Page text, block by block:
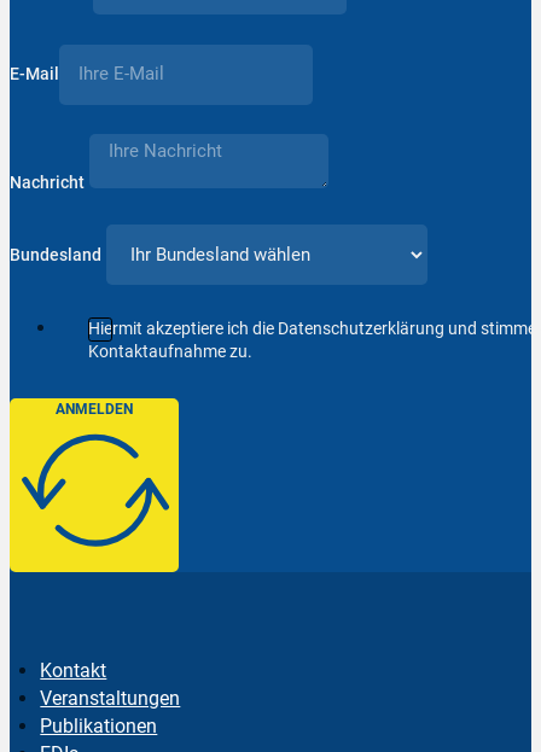
E-Mail
Nachricht
Bundesland
Hiermit akzeptiere ich die Datenschutzerklärung und
Kontaktaufnahme zu.
ANMELDEN
Kontakt
Veranstaltungen
Publikationen